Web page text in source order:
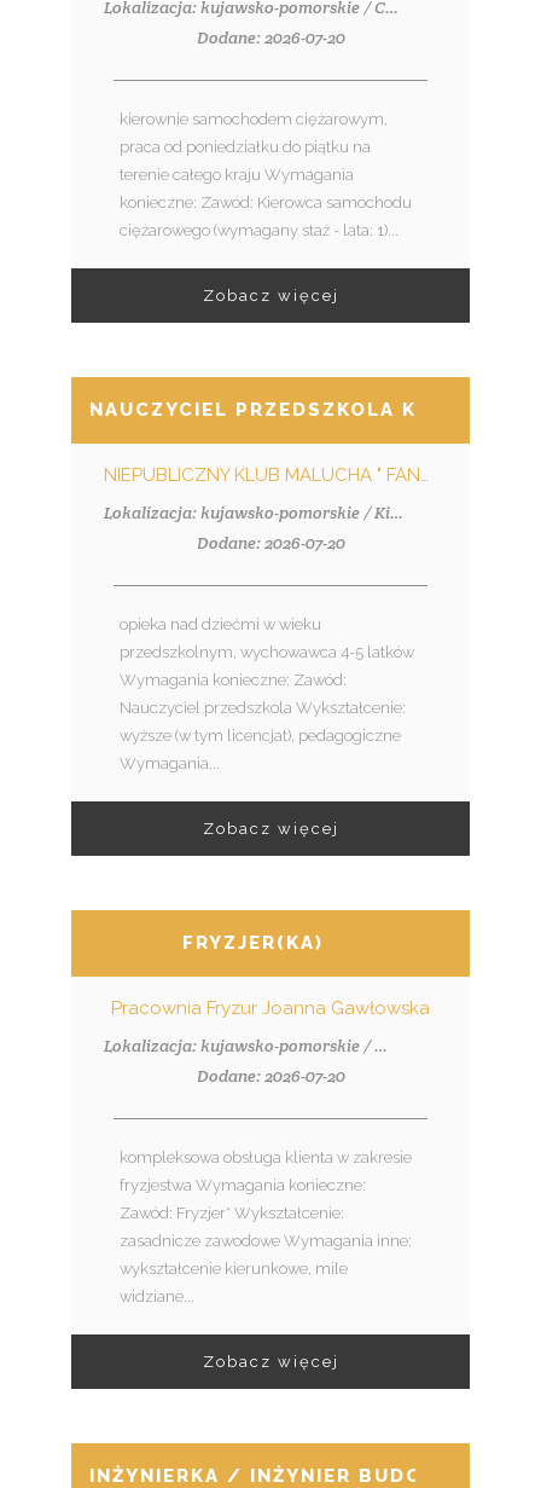
Lokalizacja: kujawsko-pomorskie / Chrostkowo
Dodane: 2026-07-20
kierownie samochodem ciężarowym,
praca od poniedziałku do piątku na
terenie całego kraju Wymagania
konieczne: Zawód: Kierowca samochodu
ciężarowego (wymagany staż - lata: 1)...
Zobacz więcej
NAUCZYCIEL PRZEDSZKOLA K/M
NIEPUBLICZNY KLUB MALUCHA " FANTAZJA"/NIEPUBLICZNE PRZEDSZKOLE "FANTAZJA" MICHALINA RUMIŃSKA
Lokalizacja: kujawsko-pomorskie / Kikół
Dodane: 2026-07-20
opieka nad dziećmi w wieku
przedszkolnym, wychowawca 4-5 latków
Wymagania konieczne: Zawód:
Nauczyciel przedszkola Wykształcenie:
wyższe (w tym licencjat), pedagogiczne
Wymagania...
Zobacz więcej
FRYZJER(KA)
Pracownia Fryzur Joanna Gawłowska
Lokalizacja: kujawsko-pomorskie / Włocławek
Dodane: 2026-07-20
kompleksowa obsługa klienta w zakresie
fryzjestwa Wymagania konieczne:
Zawód: Fryzjer* Wykształcenie:
zasadnicze zawodowe Wymagania inne:
wykształcenie kierunkowe, mile
widziane...
Zobacz więcej
INŻYNIERKA / INŻYNIER BUDOWY W